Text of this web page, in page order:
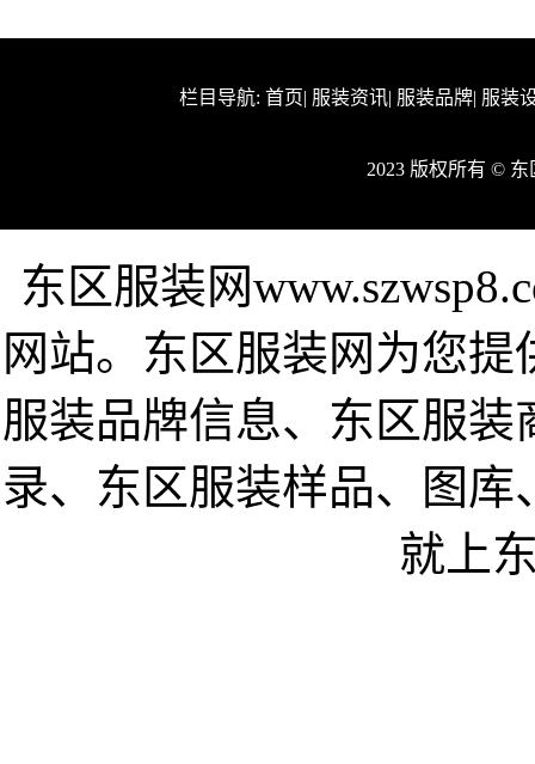
栏目导航: 首页| 服装资讯| 服装品牌| 服装
2023 版权所有 ©
东区服装网
网站。东区服装网为您
服装品牌信息、东区服
录、东区服装样品、图
就上